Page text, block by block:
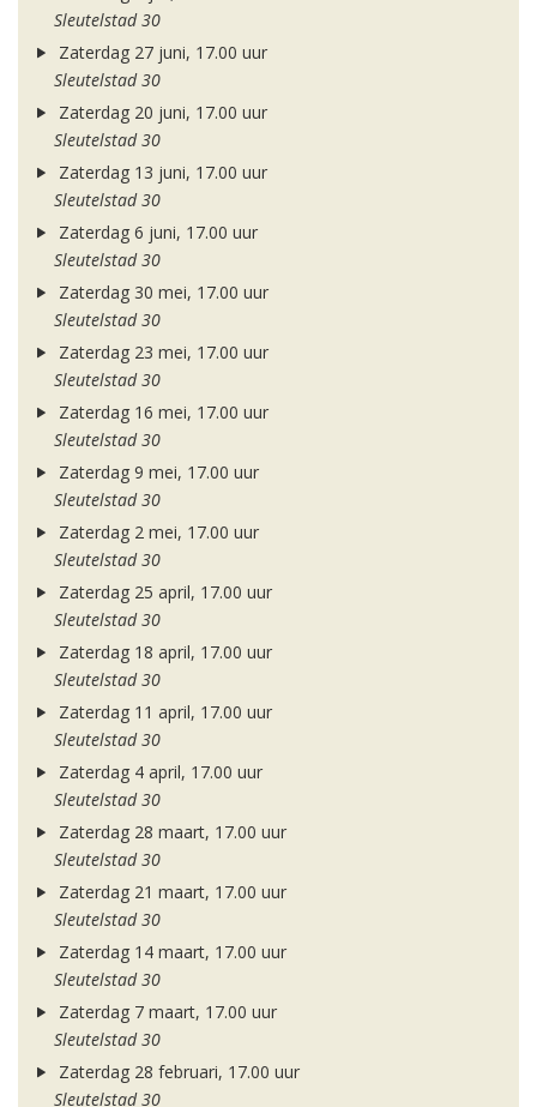
Sleutelstad 30
Zaterdag 27 juni, 17.00 uur
Sleutelstad 30
Zaterdag 20 juni, 17.00 uur
Sleutelstad 30
Zaterdag 13 juni, 17.00 uur
Sleutelstad 30
Zaterdag 6 juni, 17.00 uur
Sleutelstad 30
Zaterdag 30 mei, 17.00 uur
Sleutelstad 30
Zaterdag 23 mei, 17.00 uur
Sleutelstad 30
Zaterdag 16 mei, 17.00 uur
Sleutelstad 30
Zaterdag 9 mei, 17.00 uur
Sleutelstad 30
Zaterdag 2 mei, 17.00 uur
Sleutelstad 30
Zaterdag 25 april, 17.00 uur
Sleutelstad 30
Zaterdag 18 april, 17.00 uur
Sleutelstad 30
Zaterdag 11 april, 17.00 uur
Sleutelstad 30
Zaterdag 4 april, 17.00 uur
Sleutelstad 30
Zaterdag 28 maart, 17.00 uur
Sleutelstad 30
Zaterdag 21 maart, 17.00 uur
Sleutelstad 30
Zaterdag 14 maart, 17.00 uur
Sleutelstad 30
Zaterdag 7 maart, 17.00 uur
Sleutelstad 30
Zaterdag 28 februari, 17.00 uur
Sleutelstad 30